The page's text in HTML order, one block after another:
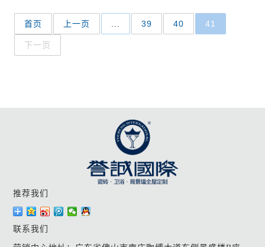
首页 上一页 ... 39 40 41
下一页
推荐我们
联系我们